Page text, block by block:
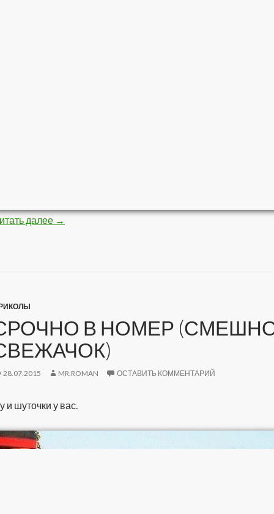
далее Блондинка в сети (30 HQ фото)
→
В НОМЕР
28.07.2015 MR.ROMAN ОСТАВИТЬ КОММЕНТАРИЙ
и шуточки у вас.